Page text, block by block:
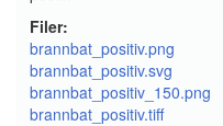
Filer:
brannbat_positiv.png
brannbat_positiv.svg
brannbat_positiv_150.png
brannbat_positiv.tiff